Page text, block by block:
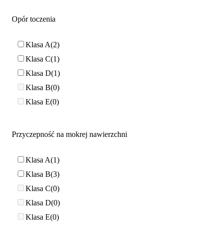
Opór toczenia
Klasa A 2
Klasa C 1
Klasa D 1
Klasa B 0
Klasa E 0
Przyczepność na mokrej nawierzchni
Klasa A 1
Klasa B 3
Klasa C 0
Klasa D 0
Klasa E 0